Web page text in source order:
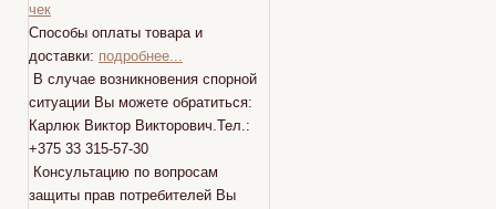
чек
Способы оплаты товара и
доставки: подробнее...
В случае возникновения спорной
ситуации Вы можете обратиться:
Карлюк Виктор Викторович.Тел.:
+375 33 315-57-30
Консультацию по вопросам
защиты прав потребителей Вы